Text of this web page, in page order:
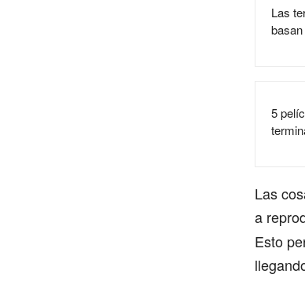
Las
5
Las
a
Esto